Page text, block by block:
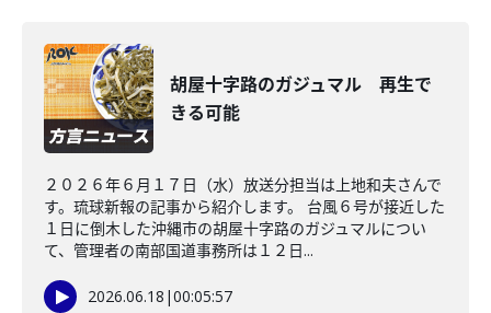
胡屋十字路のガジュマル 再生で
きる可能
２０２６年６月１７日（水）放送分担当は上地和夫さんで
す。琉球新報の記事から紹介します。 台風６号が接近した
１日に倒木した沖縄市の胡屋十字路のガジュマルについ
て、管理者の南部国道事務所は１２日...
2026.06.18 |00:05:57